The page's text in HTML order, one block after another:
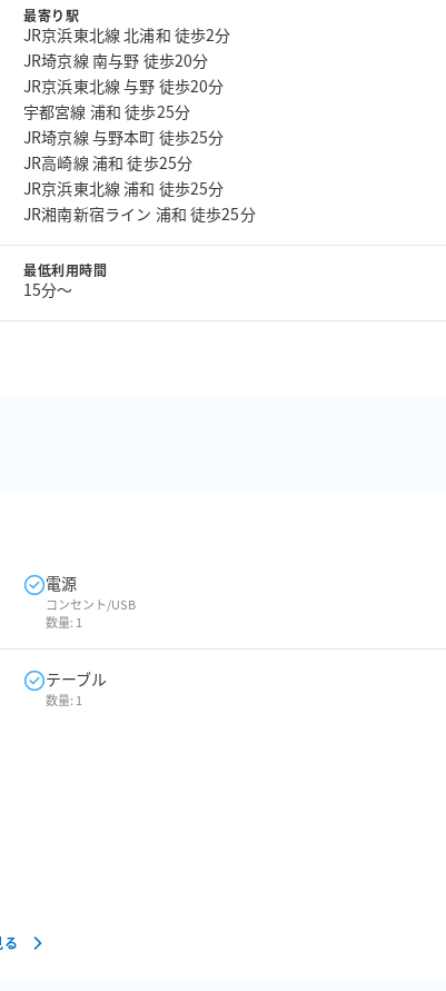
最寄り駅
JR京浜東北線 北浦和 徒歩2分
JR埼京線 南与野 徒歩20分
JR京浜東北線 与野 徒歩20分
宇都宮線 浦和 徒歩25分
JR埼京線 与野本町 徒歩25分
JR高崎線 浦和 徒歩25分
JR京浜東北線 浦和 徒歩25分
JR湘南新宿ライン 浦和 徒歩25分
最低利用時間
15分〜
電源
コンセント/USB
数量: 1
テーブル
数量: 1
る